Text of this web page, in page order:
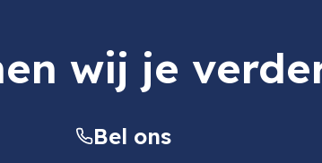
wij je
Bel ons